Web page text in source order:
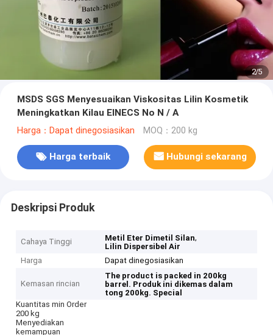
2/5
MSDS SGS Menyesuaikan Viskositas Lilin Kosmetik
Meningkatkan Kilau EINECS No N / A
Harga：Dapat dinegosiasikan MOQ：200 kg
Harga terbaik Hubungi sekarang
Deskripsi Produk
Cahaya Tinggi Metil Eter Dimetil Silan,
Lilin Dispersibel Air
Harga
Dapat dinegosiasikan
Kemasan rincian
The product is packed in 200kg
barrel. Produk ini dikemas dalam
tong 200kg. Special
Kuantitas min Order
200 kg
Menyediakan
kemampuan